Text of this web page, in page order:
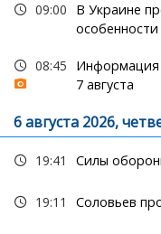
09:00
В Украине
особенности
08:45
Информация
7 августа
6 августа 2026,
19:41 Силы
19:11 Соловьев